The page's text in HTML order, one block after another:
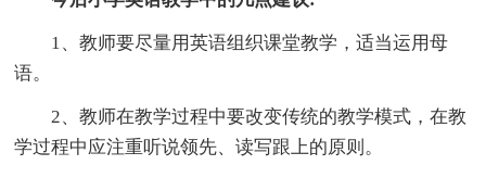
1、教师要尽量用英语组织课堂教学，适当运用母
语。
2、教师在教学过程中要改变传统的教学模式，在教
学过程中应注重听说领先、读写跟上的原则。